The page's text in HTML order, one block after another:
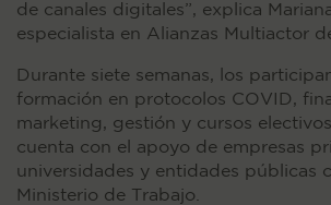
de canales digitales”, explica
especialista en Alianzas Multiactor
Durante siete semanas, los
formación en protocolos COVID,
marketing, gestión y cursos
cuenta con el apoyo de empresas
universidades y entidades públicas
Ministerio de Trabajo.